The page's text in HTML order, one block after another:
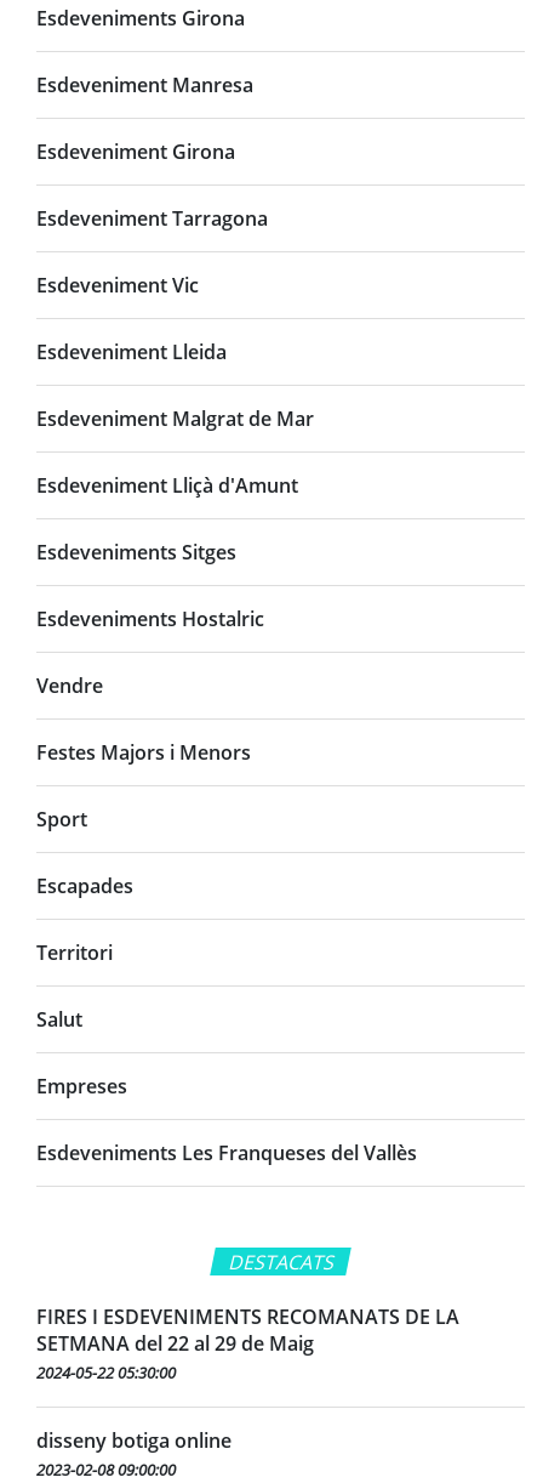
Esdeveniments Girona
Esdeveniment Manresa
Esdeveniment Girona
Esdeveniment Tarragona
Esdeveniment Vic
Esdeveniment Lleida
Esdeveniment Malgrat de Mar
Esdeveniment Lliçà d'Amunt
Esdeveniments Sitges
Esdeveniments Hostalric
Vendre
Festes Majors i Menors
Sport
Escapades
Territori
Salut
Empreses
Esdeveniments Les Franqueses del Vallès
DESTACATS
FIRES I ESDEVENIMENTS RECOMANATS DE LA
SETMANA del 22 al 29 de Maig
2024-05-22 05:30:00
disseny botiga online
2023-02-08 09:00:00